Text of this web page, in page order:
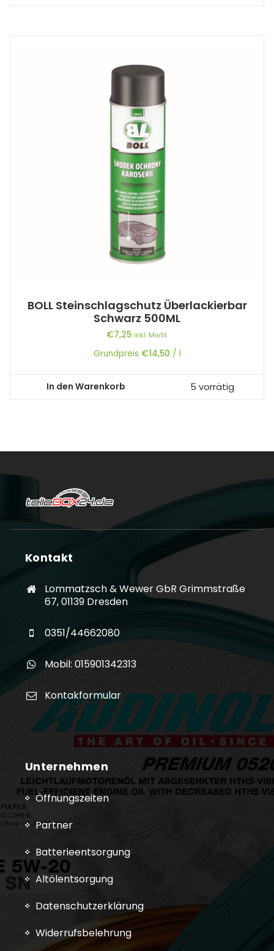
BOLL Steinschlagschutz Überlackierbar
Schwarz 500ML
€7,25 inkl. MwSt.
Grundpreis €14,50 / l
In den Warenkorb 5 vorrätig
Kontakt
Lommatzsch & Wewer GbR Grimmstraße
67, 01139 Dresden
0351/44662080
Mobil: 015901342313
Kontakformular
Unternehmen
Öffnungszeiten
Partner
Batterieentsorgung
Altölentsorgung
Datenschutzerklärung
Widerrufsbelehrung